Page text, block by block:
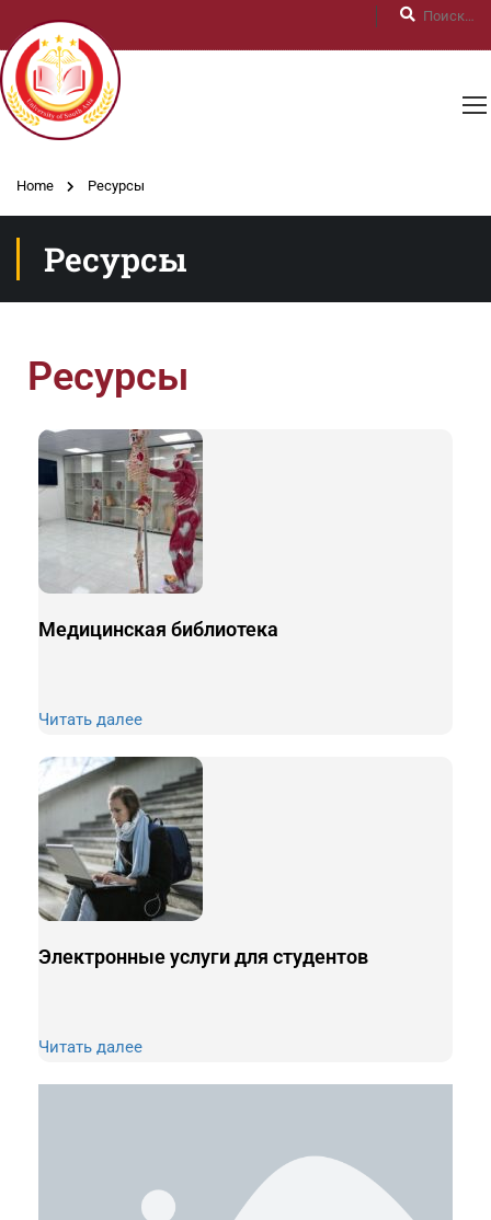
Home Ресурсы
Ресурсы
Ресурсы
Медицинская библиотека
Читать далее
Электронные услуги для студентов
Читать далее